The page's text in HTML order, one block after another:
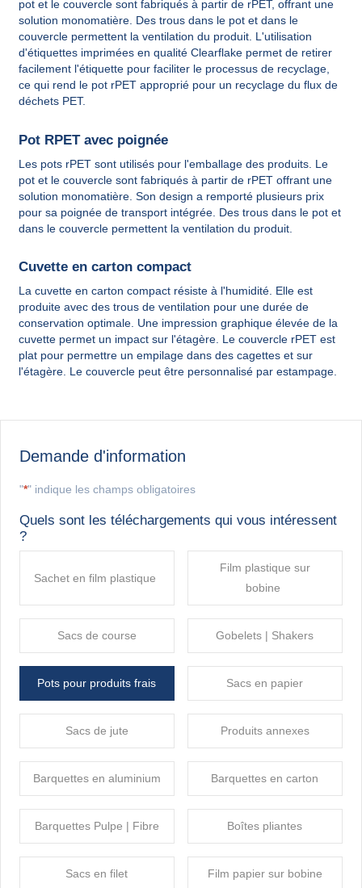
pot et le couvercle sont fabriqués à partir de rPET, offrant une
solution monomatière. Des trous dans le pot et dans le
couvercle permettent la ventilation du produit. L'utilisation
d'étiquettes imprimées en qualité Clearflake permet de retirer
facilement l'étiquette pour faciliter le processus de recyclage,
ce qui rend le pot rPET approprié pour un recyclage du flux de
déchets PET.
Pot RPET avec poignée
Les pots rPET sont utilisés pour l'emballage des produits. Le
pot et le couvercle sont fabriqués à partir de rPET offrant une
solution monomatière. Son design a remporté plusieurs prix
pour sa poignée de transport intégrée. Des trous dans le pot et
dans le couvercle permettent la ventilation du produit.
Cuvette en carton compact
La cuvette en carton compact résiste à l'humidité. Elle est
produite avec des trous de ventilation pour une durée de
conservation optimale. Une impression graphique élevée de la
cuvette permet un impact sur l'étagère. Le couvercle rPET est
plat pour permettre un empilage dans des cagettes et sur
l'étagère. Le couvercle peut être personnalisé par estampage.
Demande d'information
"*" indique les champs obligatoires
Quels sont les téléchargements qui vous intéressent
?
Sachet en film plastique
Film plastique sur
bobine
Sacs de course Gobelets | Shakers
Pots pour produits frais Sacs en papier
Sacs de jute Produits annexes
Barquettes en aluminium Barquettes en carton
Barquettes Pulpe | Fibre Boîtes pliantes
Sacs en filet Film papier sur bobine